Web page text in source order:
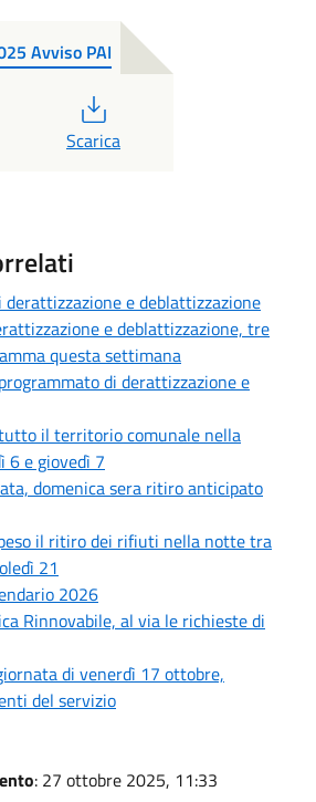
Avviso PAI
Scarica
e deblattizzazione
e deblattizzazione, tre
questa settimana
di derattizzazione e
il territorio comunale nella
6 e giovedì 7
domenica sera ritiro anticipato
il ritiro dei rifiuti nella notte tra
21
2026
Rinnovabile, al via le richieste di
di venerdì 17 ottobre,
del servizio
: 27 ottobre 2025, 11:33